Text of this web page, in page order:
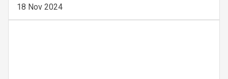
18 Nov 2024